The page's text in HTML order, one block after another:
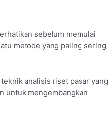
sebelum memulai
metode yang paling sering
analisis riset pasar yang
untuk mengembangkan